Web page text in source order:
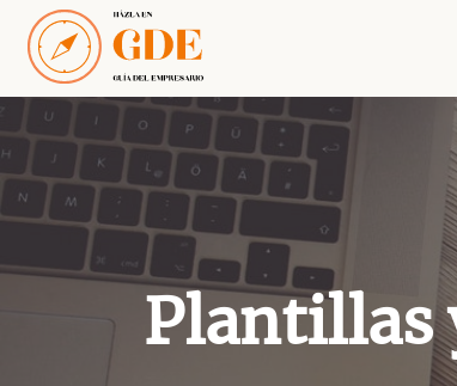
Saltar
contenido
Plantillas